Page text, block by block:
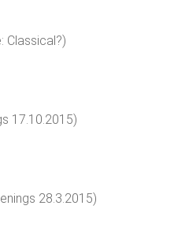
Classical?)
17.10.2015)
28.3.2015)